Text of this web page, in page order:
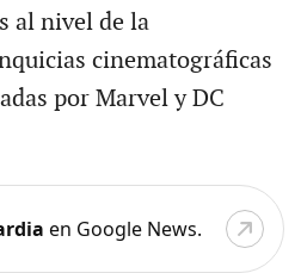
al nivel de la
cinematográficas
por Marvel y DC
en Google News.